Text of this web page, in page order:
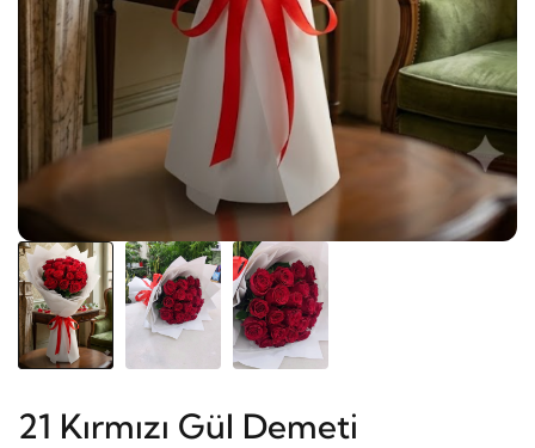
21 Kırmızı Gül Demeti